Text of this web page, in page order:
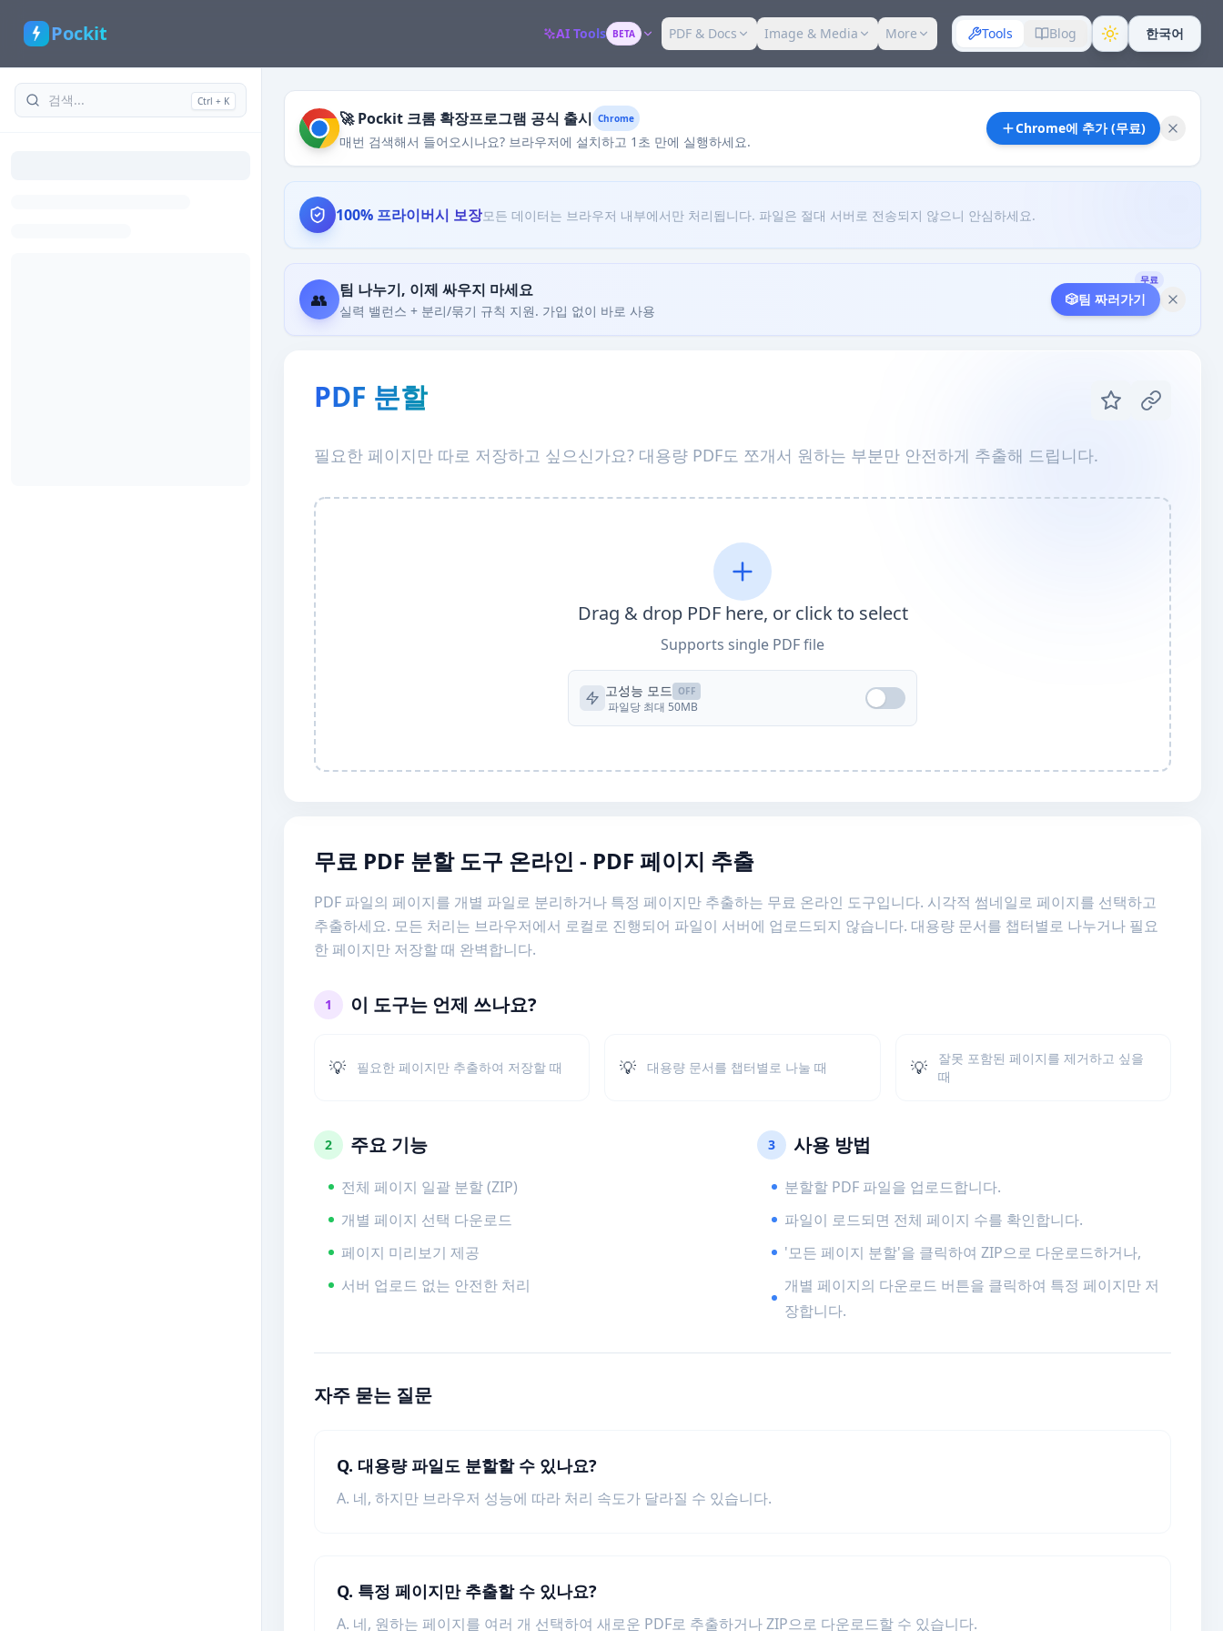
Pockit AI Tools BETA PDF & Docs Image & Media More Tools Blog 한국어
Ctrl + K
🚀 Pockit 크롬 확장프로그램 공식 출시 Chrome
매번 검색해서 들어오시나요? 브라우저에 설치하고 1초 만에 실행하세요.
Chrome에 추가 (무료)
100% 프라이버시 보장모든 데이터는 브라우저 내부에서만 처리됩니다. 파일은 절대 서버로 전송되지 않으니 안심하세요.
무료
👥 팀 나누기, 이제 싸우지 마세요
실력 밸런스 + 분리/묶기 규칙 지원. 가입 없이 바로 사용
🎲팀 짜러가기
PDF 분할
필요한 페이지만 따로 저장하고 싶으신가요? 대용량 PDF도 쪼개서 원하는 부분만 안전하게 추출해 드립니다.
Drag & drop PDF here, or click to select
Supports single PDF file
고성능 모드 OFF
파일당 최대 50MB
무료 PDF 분할 도구 온라인 - PDF 페이지 추출
PDF 파일의 페이지를 개별 파일로 분리하거나 특정 페이지만 추출하는 무료 온라인 도구입니다. 시각적 썸네일로 페이지를 선택하고
추출하세요. 모든 처리는 브라우저에서 로컬로 진행되어 파일이 서버에 업로드되지 않습니다. 대용량 문서를 챕터별로 나누거나 필요
한 페이지만 저장할 때 완벽합니다.
1 이 도구는 언제 쓰나요?
💡 필요한 페이지만 추출하여 저장할 때 💡 대용량 문서를 챕터별로 나눌 때 💡
잘못 포함된 페이지를 제거하고 싶을
때
2 주요 기능
전체 페이지 일괄 분할 (ZIP)
개별 페이지 선택 다운로드
페이지 미리보기 제공
서버 업로드 없는 안전한 처리
3 사용 방법
분할할 PDF 파일을 업로드합니다.
파일이 로드되면 전체 페이지 수를 확인합니다.
'모든 페이지 분할'을 클릭하여 ZIP으로 다운로드하거나,
개별 페이지의 다운로드 버튼을 클릭하여 특정 페이지만 저
장합니다.
자주 묻는 질문
Q. 대용량 파일도 분할할 수 있나요?
A. 네, 하지만 브라우저 성능에 따라 처리 속도가 달라질 수 있습니다.
Q. 특정 페이지만 추출할 수 있나요?
A. 네, 원하는 페이지를 여러 개 선택하여 새로운 PDF로 추출하거나 ZIP으로 다운로드할 수 있습니다.